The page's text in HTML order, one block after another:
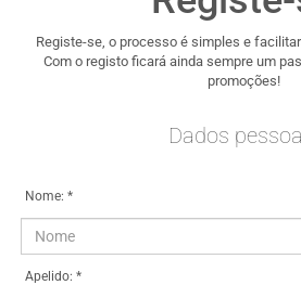
Registe-se, o processo é simples e
Com o registo ficará ainda sempre um
promoções!
Dados
Nome: *
Apelido: *